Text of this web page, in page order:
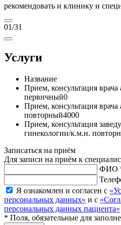
рекомендовать и клинику и
01/31
Услуги
Название
Прием, консультация врача
первичный0
Прием, консультация врача
повторный4000
Прием, консультация
гинекологии/к.м.н.
Записаться на приём
Для записи на приём к
ФИО
Я ознакомлен и согласен с
персональных данных» и с
персональных данных пациента»
* Поля, обязательные для